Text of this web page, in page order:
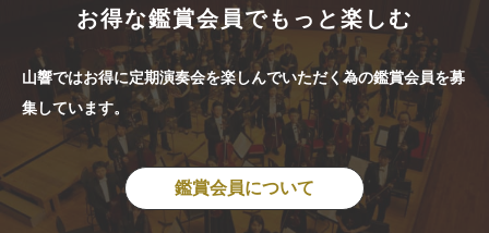
お得な鑑賞会員でもっと楽しむ
山響ではお得に定期演奏会を楽しんでいただく為の鑑賞会員を募
集しています。
鑑賞会員について